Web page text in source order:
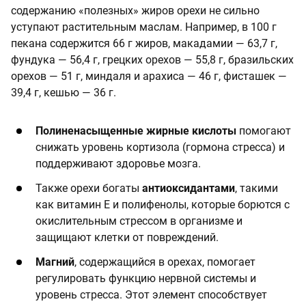
содержанию «полезных» жиров орехи не сильно
уступают растительным маслам. Например, в 100 г
пекана содержится 66 г жиров, макадамии — 63,7 г,
фундука — 56,4 г, грецких орехов — 55,8 г, бразильских
орехов — 51 г, миндаля и арахиса — 46 г, фисташек —
39,4 г, кешью — 36 г.
Полиненасыщенные жирные кислоты помогают
снижать уровень кортизола (гормона стресса) и
поддерживают здоровье мозга.
Также орехи богаты антиоксидантами, такими
как витамин E и полифенолы, которые борются с
окислительным стрессом в организме и
защищают клетки от повреждений.
Магний, содержащийся в орехах, помогает
регулировать функцию нервной системы и
уровень стресса. Этот элемент способствует